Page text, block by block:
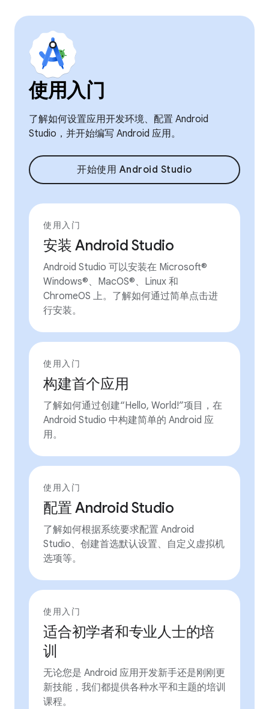
使用入门
了解如何设置应用开发环境、配置 Android
Studio，并开始编写 Android 应用。
开始使用 Android Studio
使用入门
安装 Android Studio
Android Studio 可以安装在 Microsoft®
Windows®、MacOS®、Linux 和
ChromeOS 上。了解如何通过简单点击进
行安装。
使用入门
构建首个应用
了解如何通过创建“Hello, World!”项目，在
Android Studio 中构建简单的 Android 应
用。
使用入门
配置 Android Studio
了解如何根据系统要求配置 Android
Studio、创建首选默认设置、自定义虚拟机
选项等。
使用入门
适合初学者和专业人士的培
训
无论您是 Android 应用开发新手还是刚刚更
新技能，我们都提供各种水平和主题的培训
课程。